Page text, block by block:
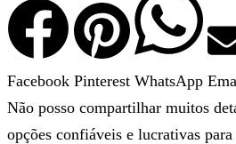
Facebook Pinterest WhatsApp
Não posso compartilhar muitos
opções confiáveis e lucrativas